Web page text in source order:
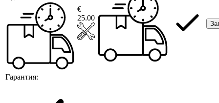
Гарантия:
€
25.00